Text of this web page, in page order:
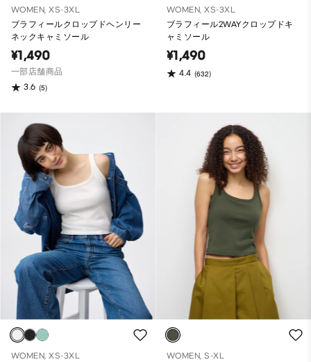
WOMEN, XS-3XL
ブラフィールクロップドヘンリー
ネックキャミソール
¥1,490
一部店舗商品
3.6 (5)
WOMEN, XS-3XL
ブラフィール2WAYクロップドキ
ャミソール
¥1,490
4.4 (632)
WOMEN, XS-3XL
WOMEN, S-XL